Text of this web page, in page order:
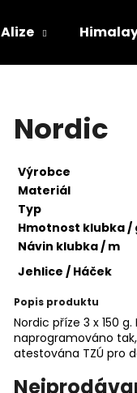
Alize
Nordic
Výrobce
Materiál
Typ
Hmotnost klubka /
Návin klubka / m
Jehlice / Háček
Popis produktu
Nordic příze 3 x 150
naprogramováno
atestována TZÚ pro
SWEET BABY 900
68 Kč